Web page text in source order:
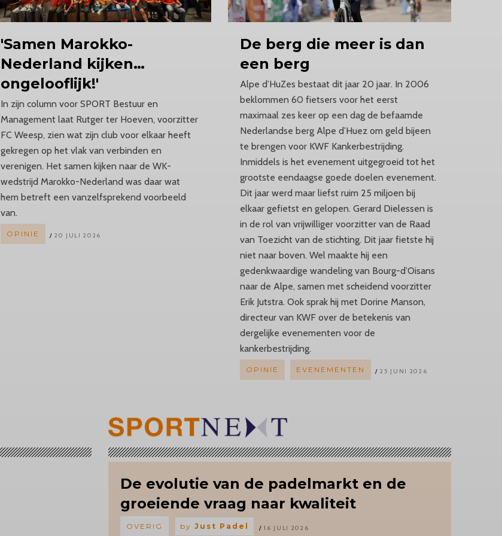
'Samen Marokko-
Nederland kijken…
ongelooflijk!'
In zijn column voor SPORT Bestuur en
Management laat Rutger ter Hoeven, voorzitter
FC Weesp, zien wat zijn club voor elkaar heeft
gekregen op het vlak van verbinden en
verenigen. Het samen kijken naar de WK-
wedstrijd Marokko-Nederland was daar wat
hem betreft een vanzelfsprekend voorbeeld
van.
OPINIE 20 JULI 2026
De berg die meer is dan
een berg
Alpe d’HuZes bestaat dit jaar 20 jaar. In 2006
beklommen 60 fietsers voor het eerst
maximaal zes keer op een dag de befaamde
Nederlandse berg Alpe d’Huez om geld bijeen
te brengen voor KWF Kankerbestrijding.
Inmiddels is het evenement uitgegroeid tot het
grootste eendaagse goede doelen evenement.
Dit jaar werd maar liefst ruim 25 miljoen bij
elkaar gefietst en gelopen. Gerard Dielessen is
in de rol van vrijwilliger voorzitter van de Raad
van Toezicht van de stichting. Dit jaar fietste hij
niet naar boven. Wel maakte hij een
gedenkwaardige wandeling van Bourg-d’Oisans
naar de Alpe, samen met scheidend voorzitter
Erik Jutstra. Ook sprak hij met Dorine Manson,
directeur van KWF over de betekenis van
dergelijke evenementen voor de
kankerbestrijding.
OPINIE EVENEMENTEN 25 JUNI 2026
De evolutie van de padelmarkt en de
groeiende vraag naar kwaliteit
OVERIG by Just Padel 16 JULI 2026